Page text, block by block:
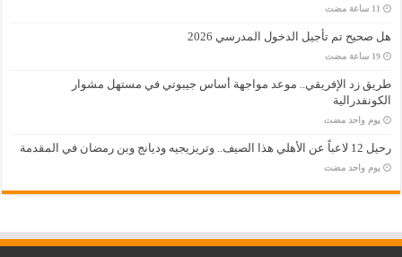
هل صحيح تم تأجيل الدخول المدرسي 2026
‏19 ساعة مضت
طريق زد الإفريقي.. موعد مواجهة أساس جيبوتي في مستهل مشوار
الكونفدرالية
‏يوم واحد مضت
رحيل 12 لاعباً عن الأهلي هذا الصيف.. وتريزيجيه وديانج وبن رمضان في المقدمة
‏يوم واحد مضت